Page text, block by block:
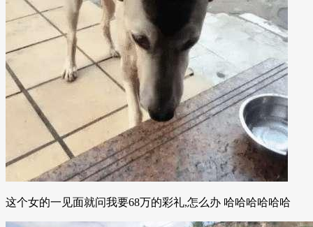
这个女的一见面就问我要68万的彩礼,怎么办 哈哈哈哈哈哈